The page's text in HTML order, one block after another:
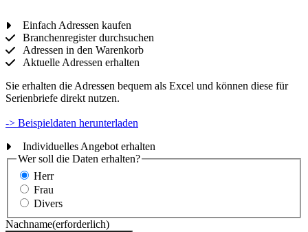
Einfach Adressen kaufen
Branchenregister durchsuchen
Adressen in den Warenkorb
Aktuelle Adressen erhalten
Sie erhalten die Adressen bequem als Excel und können diese für
Serienbriefe direkt nutzen.
-> Beispieldaten herunterladen
Individuelles Angebot erhalten
Wer soll die Daten erhalten?
Herr
Frau
Divers
Nachname(erforderlich)